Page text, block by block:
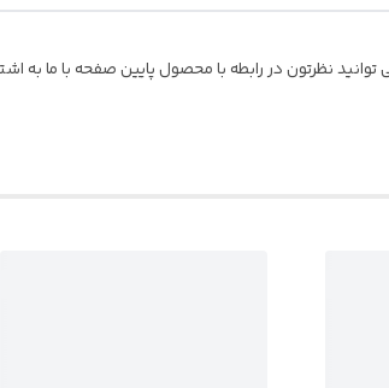
نظرتون در رابطه با محصول پایین صفحه با ما به